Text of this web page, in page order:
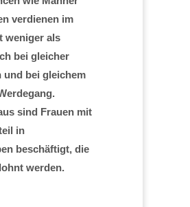
verdienen im
weniger als
bei gleicher
und bei gleichem
sind Frauen mit
in
beschäftigt, die
werden.